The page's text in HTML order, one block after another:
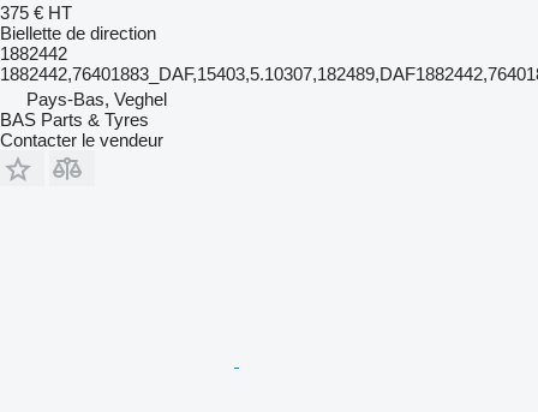
375 € HT
Biellette de direction
1882442
Pays-Bas, Veghel
BAS Parts & Tyres
Contacter le vendeur